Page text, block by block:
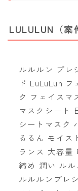
LULULUN（案
ルルルン プレ
ド LuLuLun フ
ク フェイスマ
マスクシート
シートマスク
るるん モイス
ランス 大容量
締め 潤い ルル
ルルルンプレ